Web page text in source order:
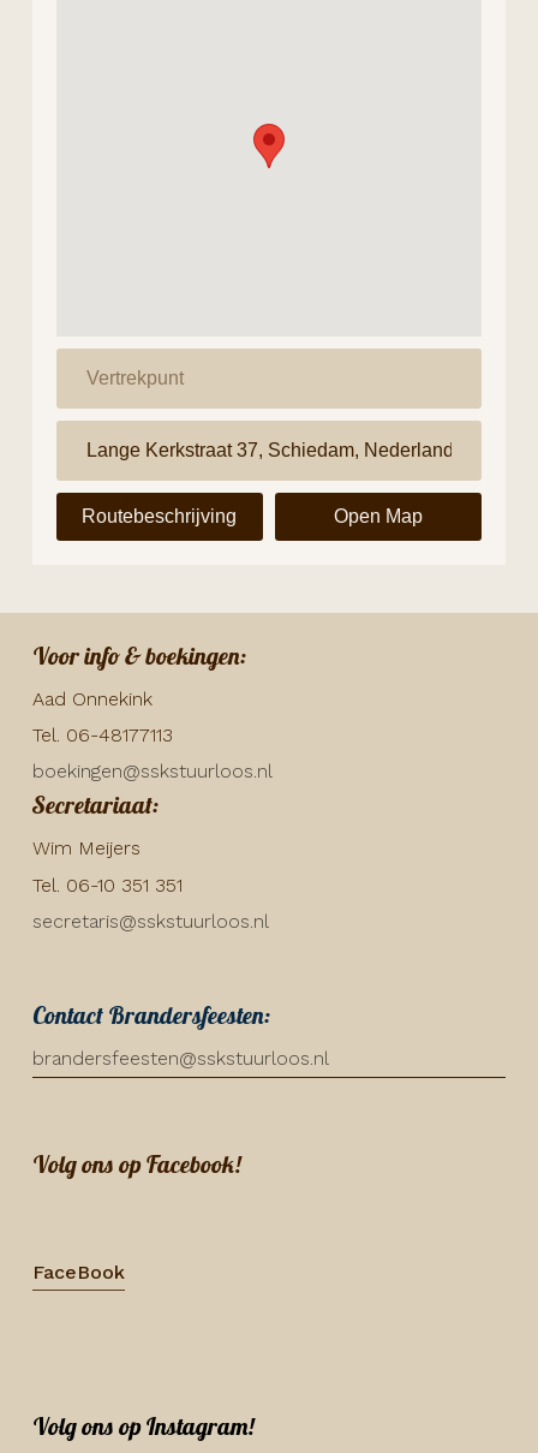
Routebeschrijving Open Map
Voor info & boekingen:
Aad Onnekink
Tel. 06-48177113
boekingen@sskstuurloos.nl
Secretariaat:
Wim Meijers
Tel. 06-10 351 351
secretaris@sskstuurloos.nl
Contact Brandersfeesten:
brandersfeesten@sskstuurloos.nl
Volg ons op Facebook!
FaceBook
Volg ons op Instagram!